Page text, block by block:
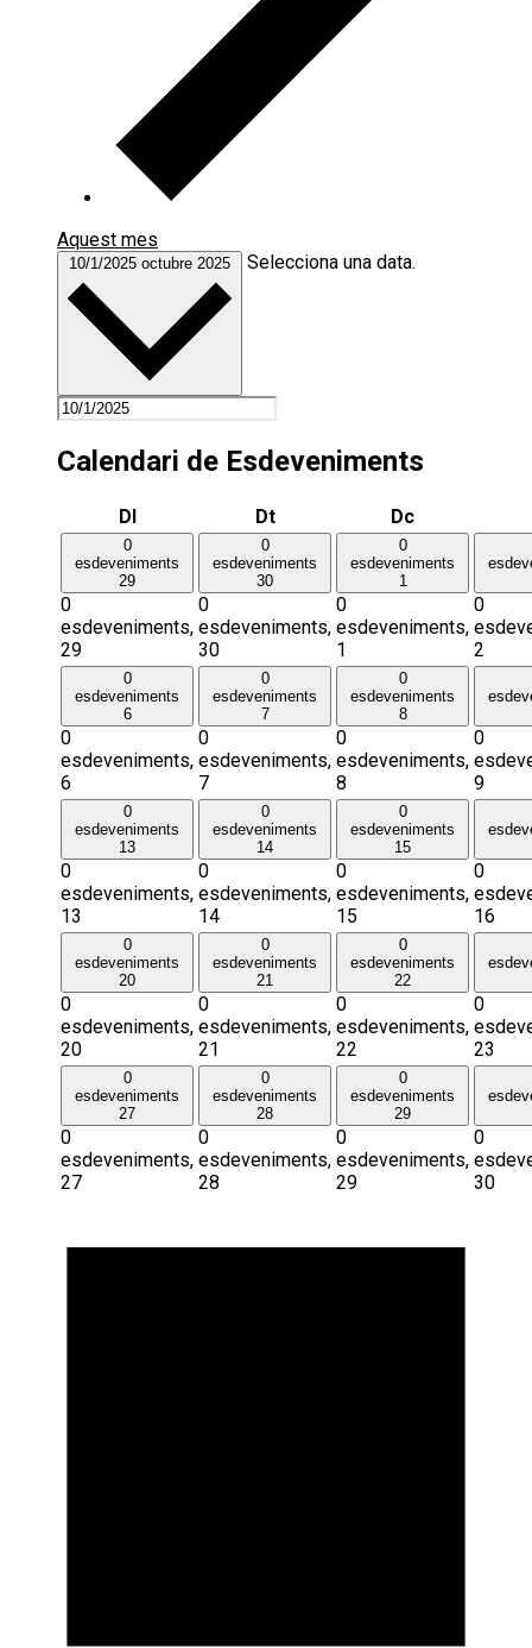
Aquest mes
10/1/2025 octubre 2025 Selecciona una data.
Calendari de Esdeveniments
DlDilluns DtDimarts DcDimecres
0
esdeveniments
29
0
esdeveniments,
29
0
esdeveniments
30
0
esdeveniments,
30
0
esdeveniments
1
0
esdeveniments,
1
0
2
0
esdeveniments
6
0
esdeveniments,
6
0
esdeveniments
7
0
esdeveniments,
7
0
esdeveniments
8
0
esdeveniments,
8
0
9
0
esdeveniments
13
0
esdeveniments,
13
0
esdeveniments
14
0
esdeveniments,
14
0
esdeveniments
15
0
esdeveniments,
15
0
16
0
esdeveniments
20
0
esdeveniments,
20
0
esdeveniments
21
0
esdeveniments,
21
0
esdeveniments
22
0
esdeveniments,
22
0
23
0
esdeveniments
27
0
esdeveniments,
27
0
esdeveniments
28
0
esdeveniments,
28
0
esdeveniments
29
0
esdeveniments,
29
0
30